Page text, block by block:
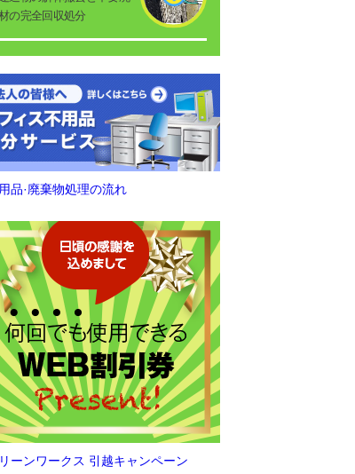
の完全回収処分